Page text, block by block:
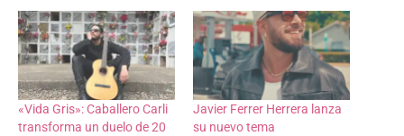
«Vida Gris»: Caballero Carli
transforma un duelo de 20
Javier Ferrer Herrera lanza
su nuevo tema